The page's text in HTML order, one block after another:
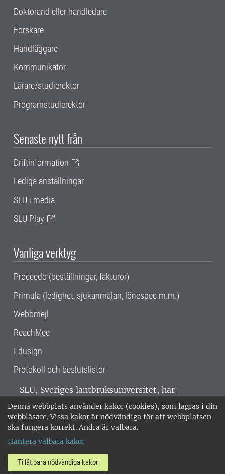
Denna webbplats använder kakor (cookies), som lagras i din
webbläsare. Vissa kakor är nödvändiga för att webbplatsen
ska fungera korrekt. Andra är valbara.
Hantera valbara kakor
Tillåt bara nödvändiga kakor
Doktorand eller handledare
Forskare
Handläggare
Kommunikatör
Lärare/studierektor
Programstudierektor
Senaste nytt från
Driftinformation
Lediga anställningar
SLU i media
SLU Play
Vanliga verktyg
Proceedo (beställningar, fakturor)
Primula (ledighet, sjukanmälan, lönespec m.m.)
Webbmejl
ReachMee
Edusign
Protokoll och beslutslistor
SLU, Sveriges lantbruksuniversitet, har
verksamhet över hela Sverige. Huvudorter är
Alnarp, Uppsala och Umeå.SLU är
miljöcertifierat enligt ISO 14001. •
018-67 10 00 • Org nr: 202100-2817 •
Om SLU:s webbplatser